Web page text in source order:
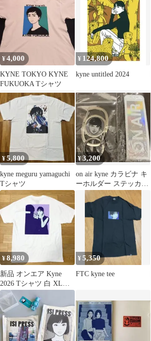
¥4,000
KYNE TOKYO KYNE
FUKUOKA Tシャツ
¥ 124,800
kyne untitled 2024
¥5,800
kyne meguru yamaguchi
Tシャツ
¥3,200
on air kyne カラビナ キ
ーホルダー ステッカー
オンエアー キネ新品
¥8,980
新品 オンエア Kyne
2026 Tシャツ 白 XLサ
イズ
¥5,350
FTC kyne tee